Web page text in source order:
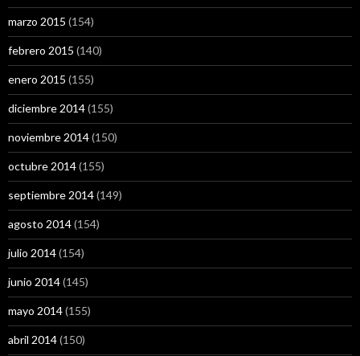
marzo 2015 (154)
febrero 2015 (140)
enero 2015 (155)
diciembre 2014(155)
noviembre 2014(150)
octubre 2014(155)
septiembre 2014(149)
agosto 2014(154)
julio 2014(154)
junio 2014(145)
mayo 2014(155)
abril 2014(150)